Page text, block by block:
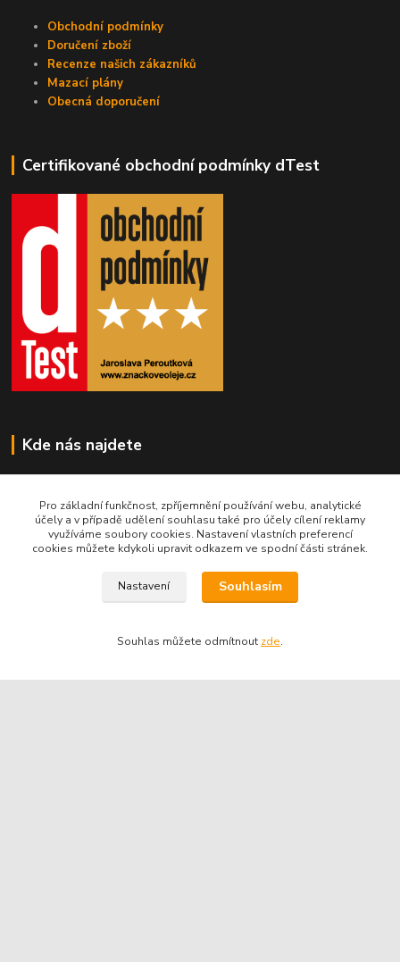
Obchodní podmínky
Doručení zboží
Recenze našich zákazníků
Mazací plány
Obecná doporučení
Certifikované obchodní podmínky dTest
Kde nás najdete
434 01 Most
Pro základní funkčnost, zpříjemnění používání webu, analytické
účely a v případě udělení souhlasu také pro účely cílení reklamy
využíváme soubory cookies. Nastavení vlastních preferencí
cookies můžete kdykoli upravit odkazem ve spodní části stránek.
Nastavení Souhlasím
Souhlas můžete odmítnout zde.